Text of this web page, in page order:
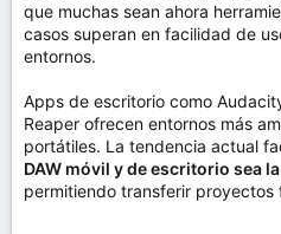
que muchas sean ahora
casos superan en facilidad de
entornos.
Apps de escritorio como
Reaper ofrecen entornos más
portátiles. La tendencia actual
DAW móvil y de escritorio sea
permitiendo transferir